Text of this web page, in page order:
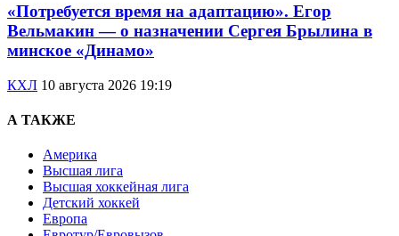
«Потребуется время на адаптацию». Егор
Вельмакин — о назначении Сергея Брылина в
минское «Динамо»
КХЛ 10 августа 2026 19:19
А ТАКЖЕ
Америка
Высшая лига
Высшая хоккейная лига
Детский хоккей
Европа